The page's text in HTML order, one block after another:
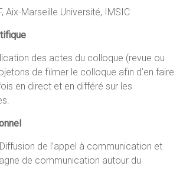
Aix-Marseille Université, IMSIC
des actes du colloque (revue ou
de filmer le colloque afin d’en faire
en direct et en différé sur les
Diffusion de l’appel à communication et
de communication autour du